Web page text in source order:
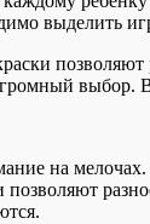
выделить
позволяют
выбор.
на